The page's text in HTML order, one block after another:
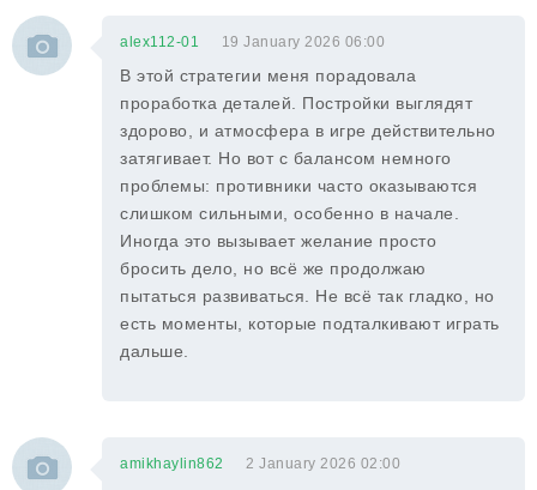
alex112-01 19 January 2026 06:00
В этой стратегии меня порадовала
проработка деталей. Постройки выглядят
здорово, и атмосфера в игре действительно
затягивает. Но вот с балансом немного
проблемы: противники часто оказываются
слишком сильными, особенно в начале.
Иногда это вызывает желание просто
бросить дело, но всё же продолжаю
пытаться развиваться. Не всё так гладко, но
есть моменты, которые подталкивают играть
дальше.
amikhaylin862 2 January 2026 02:00